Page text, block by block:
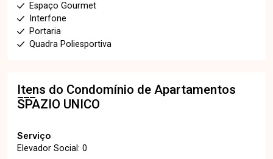
Espaço Gourmet
Interfone
Portaria
Quadra Poliesportiva
Itens do Condomínio de Apartamentos
SPAZIO UNICO
Serviço
Elevador Social: 0